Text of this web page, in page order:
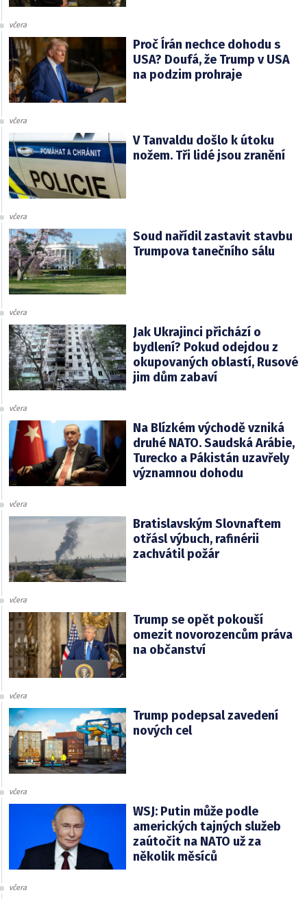
včera
Proč Írán nechce dohodu s
USA? Doufá, že Trump v USA
na podzim prohraje
včera
V Tanvaldu došlo k útoku
nožem. Tři lidé jsou zranění
včera
Soud nařídil zastavit stavbu
Trumpova tanečního sálu
včera
Jak Ukrajinci přichází o
bydlení? Pokud odejdou z
okupovaných oblastí, Rusové
jim dům zabaví
včera
Na Blízkém východě vzniká
druhé NATO. Saudská Arábie,
Turecko a Pákistán uzavřely
významnou dohodu
včera
Bratislavským Slovnaftem
otřásl výbuch, rafinérii
zachvátil požár
včera
Trump se opět pokouší
omezit novorozencům práva
na občanství
včera
Trump podepsal zavedení
nových cel
včera
WSJ: Putin může podle
amerických tajných služeb
zaútočit na NATO už za
několik měsíců
včera